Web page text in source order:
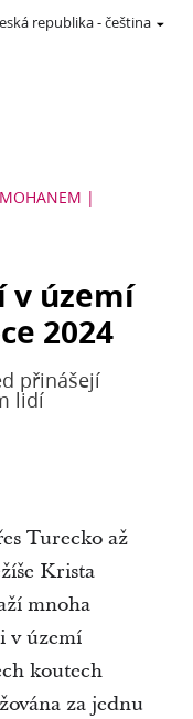
republika-čeština
území
2024
přinášejí
lidí
Turecko až
Krista
mnoha
v území
koutech
za jednu